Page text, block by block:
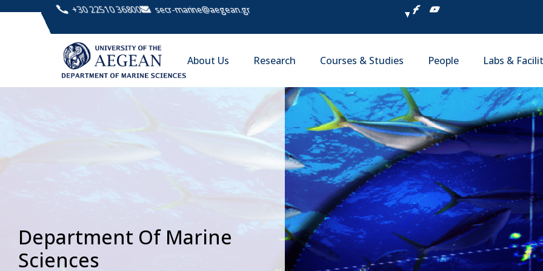
+30 22510 36800 secr-marine@aegean.gr
About Us Research Courses & Studies People Labs &
Department Of Marine
Sciences